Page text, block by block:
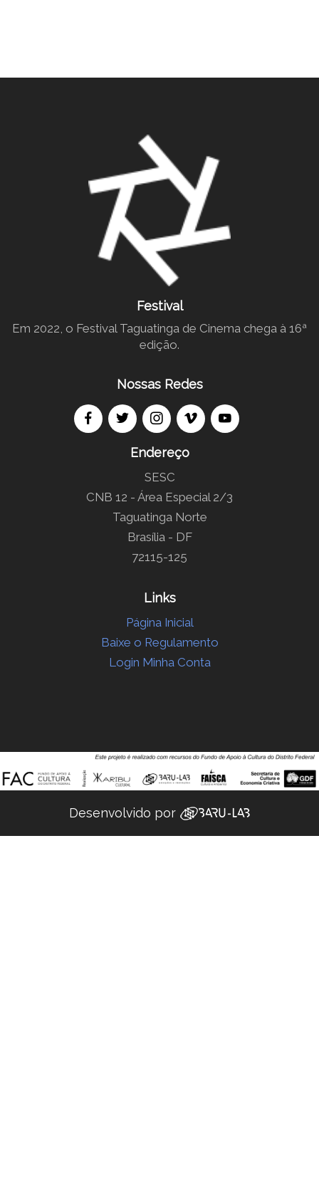
Festival
Em 2022, o Festival Taguatinga de Cinema chega à 16ª
edição.
Nossas Redes
Endereço
SESC
CNB 12 - Área Especial 2/3
Taguatinga Norte
Brasília - DF
72115-125
Links
Página Inicial
Baixe o Regulamento
Login Minha Conta
Desenvolvido por ‌